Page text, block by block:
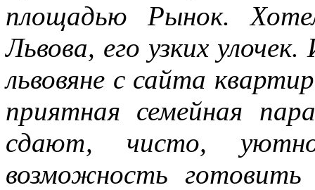
площадью Рынок.
Львова, его узких
львовяне с сайта
приятная семейная
сдают, чисто,
возможность